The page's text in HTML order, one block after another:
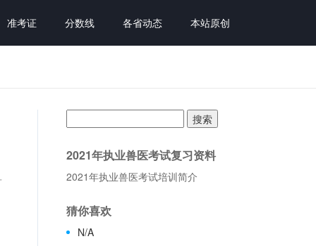
准考证 分数线 各省动态 本站原创
索：
2021年执业兽医考试复习资料
2021年执业兽医考试培训简介
猜你喜欢
N/A